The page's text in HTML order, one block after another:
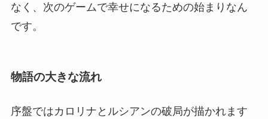
なく、次のゲームで幸せになるための始まりなん
です。
物語の大きな流れ
序盤ではカロリナとルシアンの破局が描かれます